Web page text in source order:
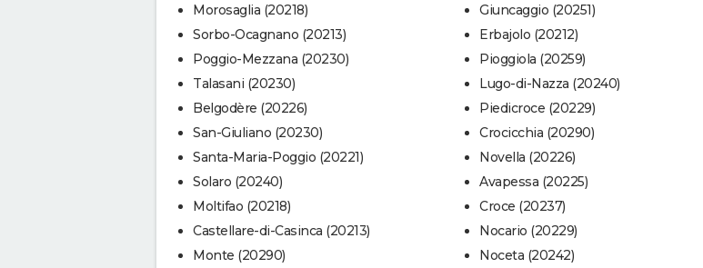
Morosaglia (20218)
Sorbo-Ocagnano (20213)
Poggio-Mezzana (20230)
Talasani (20230)
Belgodère (20226)
San-Giuliano (20230)
Santa-Maria-Poggio (20221)
Solaro (20240)
Moltifao (20218)
Castellare-di-Casinca (20213)
Monte (20290)
Giuncaggio (20251)
Erbajolo (20212)
Pioggiola (20259)
Lugo-di-Nazza (20240)
Piedicroce (20229)
Crocicchia (20290)
Novella (20226)
Avapessa (20225)
Croce (20237)
Nocario (20229)
Noceta (20242)